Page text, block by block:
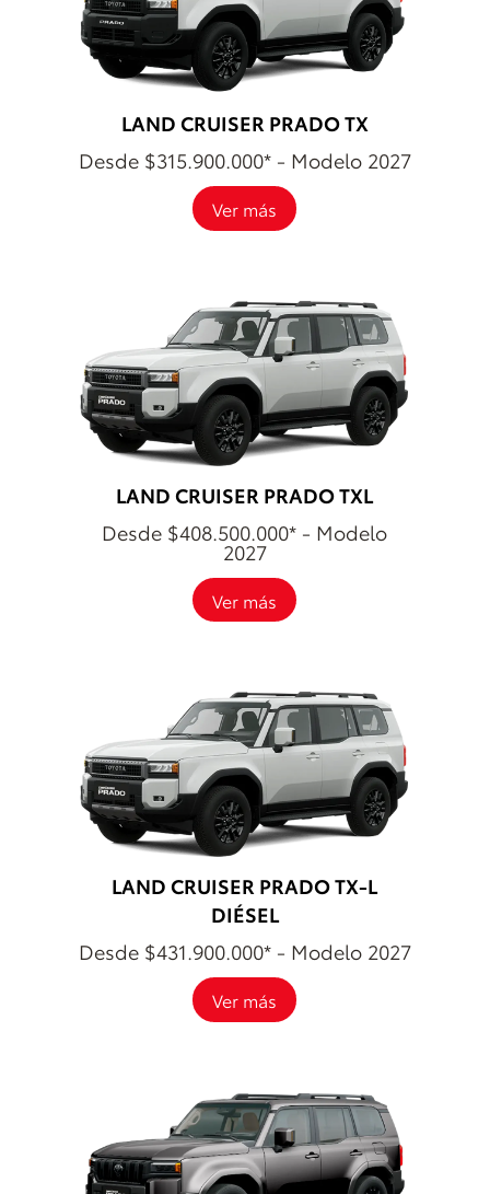
LAND CRUISER PRADO TX
Desde $315.900.000* - Modelo 2027
Ver más
LAND CRUISER PRADO TXL
Desde $408.500.000* - Modelo
2027
Ver más
LAND CRUISER PRADO TX-L
DIÉSEL
Desde $431.900.000* - Modelo 2027
Ver más